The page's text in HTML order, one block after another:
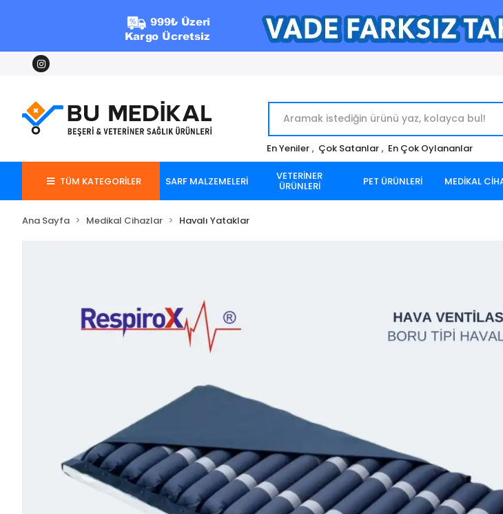
En Yeniler , Çok Satanlar , En Çok Oylananlar
TÜM KATEGORİLER SARF MALZEMELERİ VETERİNER
ÜRÜNLERİ PET ÜRÜNLERİ MEDİKAL
Ana Sayfa Medikal Cihazlar Havalı Yataklar